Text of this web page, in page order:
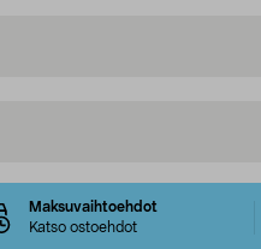
Maksuvaihtoehdot
Katso ostoehdot